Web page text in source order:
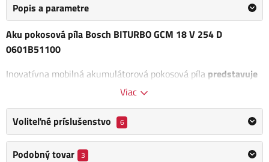
Popis a parametre
Aku pokosová píla Bosch BITURBO GCM 18 V 254 D
0601B51100
Inovatívna mobilná akumulátorová pokosová píla predstavuje
ideálne spojenie výkonu, ergonómie a flexibility
ponúka táto ľahká píla vysokú ergonómiu pre maximálne
pohodlie pri práci.
Poháňaná technológiou
disponuje silným
Viac
Voliteľné príslušenstvo 6
Podobný tovar 3